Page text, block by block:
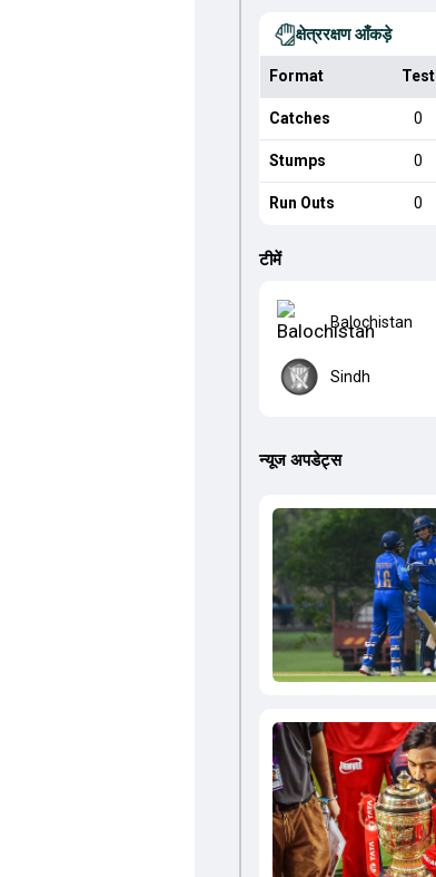
क्षेत्ररक्षण आँकड़े
Format Test
Catches 0
Stumps 0
Run Outs 0
टीमें
Balochistan
Sindh
न्यूज अपडेट्स